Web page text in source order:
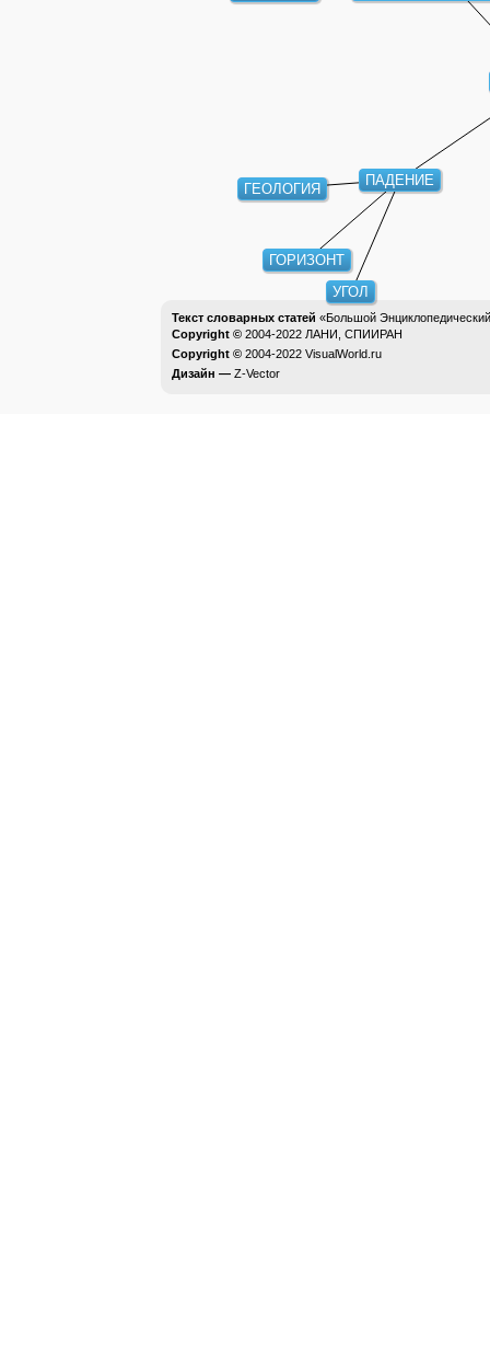
ПАДЕНИЕ
ГОРИЗОНТ
ГЕОЛОГИЯ
УГОЛ
Текст словарных статей «Большой
Copyright © 2004-2022 ЛАНИ, СПИИРАН
Copyright © 2004-2022 VisualWorld.ru
Дизайн — Z-Vector